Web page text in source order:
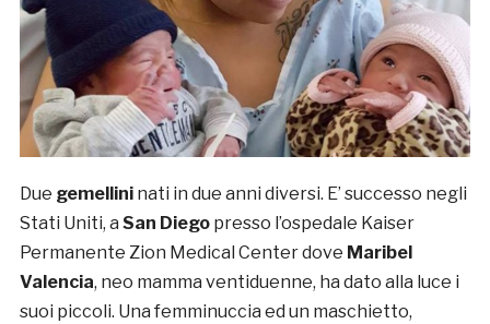
Due gemellininati in due anni diversi. E’ successo negli
Stati Uniti, a San Diegopresso l’ospedale Kaiser
Permanente Zion Medical Center dove Maribel
Valencia, neo mamma ventiduenne, ha dato alla luce i
suoi piccoli. Una femminuccia ed un maschietto,